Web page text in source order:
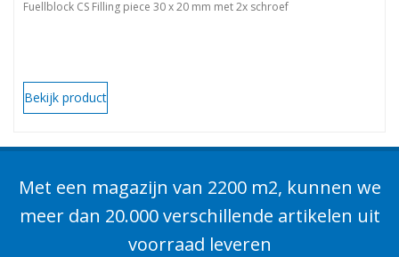
Fuellblock CS Filling piece 30 x 20 mm met 2x schroef
Bekijk product
Met een magazijn van 2200 m2, kunnen we
meer dan 20.000 verschillende artikelen uit
voorraad leveren